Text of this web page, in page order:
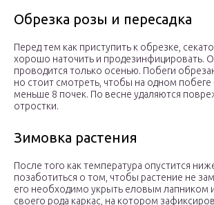
Обрезка розы и пересадка
Перед тем как приступить к обрезке,
хорошо наточить и продезинфицировать.
проводится только осенью. Побеги
но стоит смотреть, чтобы на одном побеге
меньше 8 почек. По весне удаляются
отростки.
Зимовка растения
После того как температура опустится
позаботиться о том, чтобы растение не
его необходимо укрыть еловым лапником
своего рода каркас, на котором